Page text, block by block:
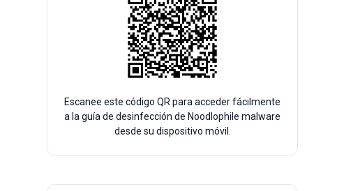
Escanee este código QR para acceder fácilmente
a la guía de desinfección de Noodlophile malware
desde su dispositivo móvil.